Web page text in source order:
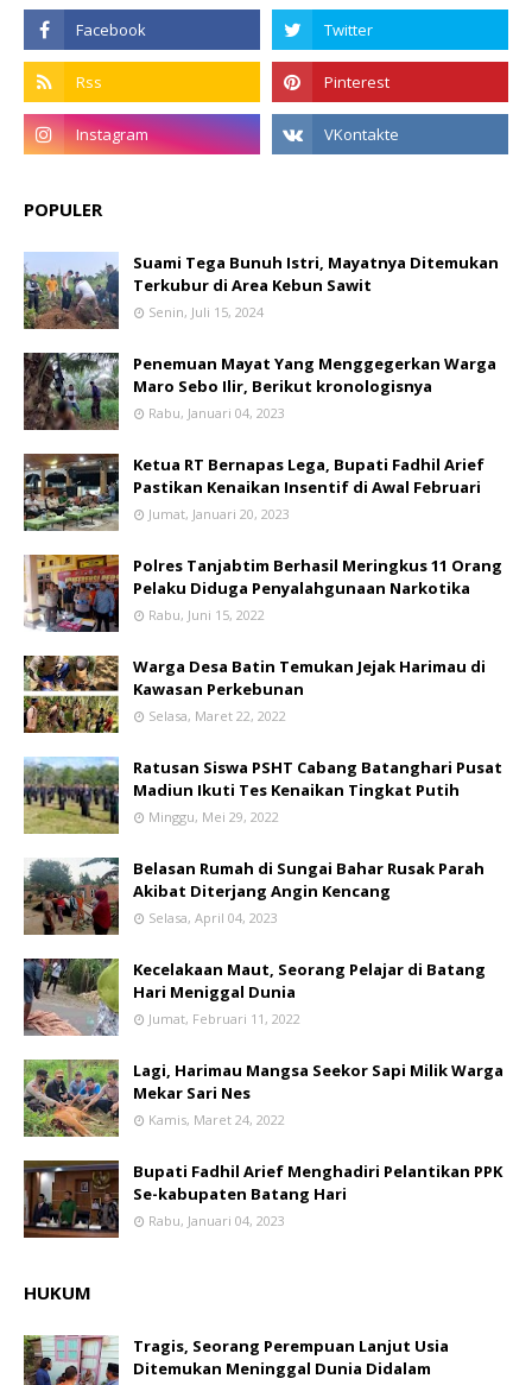
POPULER
Suami Tega Bunuh Istri, Mayatnya Ditemukan
Terkubur di Area Kebun Sawit
Senin, Juli 15, 2024
Penemuan Mayat Yang Menggegerkan Warga
Maro Sebo Ilir, Berikut kronologisnya
Rabu, Januari 04, 2023
Ketua RT Bernapas Lega, Bupati Fadhil Arief
Pastikan Kenaikan Insentif di Awal Februari
Jumat, Januari 20, 2023
Polres Tanjabtim Berhasil Meringkus 11 Orang
Pelaku Diduga Penyalahgunaan Narkotika
Rabu, Juni 15, 2022
Warga Desa Batin Temukan Jejak Harimau di
Kawasan Perkebunan
Selasa, Maret 22, 2022
Ratusan Siswa PSHT Cabang Batanghari Pusat
Madiun Ikuti Tes Kenaikan Tingkat Putih
Minggu, Mei 29, 2022
Belasan Rumah di Sungai Bahar Rusak Parah
Akibat Diterjang Angin Kencang
Selasa, April 04, 2023
Kecelakaan Maut, Seorang Pelajar di Batang
Hari Meniggal Dunia
Jumat, Februari 11, 2022
Lagi, Harimau Mangsa Seekor Sapi Milik Warga
Mekar Sari Nes
Kamis, Maret 24, 2022
Bupati Fadhil Arief Menghadiri Pelantikan PPK
Se-kabupaten Batang Hari
Rabu, Januari 04, 2023
HUKUM
Tragis, Seorang Perempuan Lanjut Usia
Ditemukan Meninggal Dunia Didalam